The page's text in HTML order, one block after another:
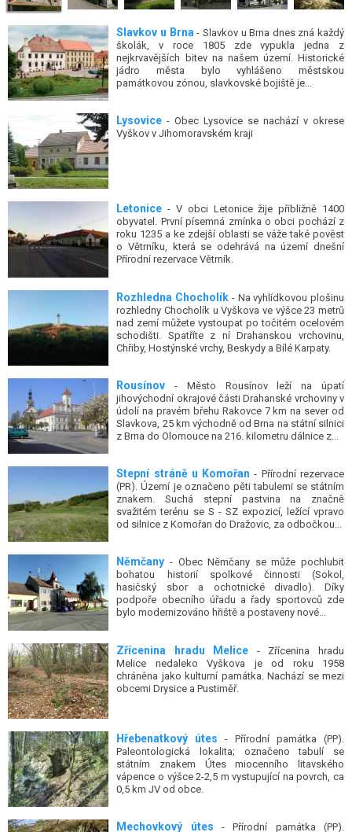
Slavkov u Brna - Slavkov u Brna dnes zná každý
školák, v roce 1805 zde vypukla jedna z
nejkrvavějších bitev na našem území. Historické
jádro města bylo vyhlášeno městskou
památkovou zónou, slavkovské bojiště je...
Lysovice - Obec Lysovice se nachází v okrese
Vyškov v Jihomoravském kraji
Letonice - V obci Letonice žije přibližně 1400
obyvatel. První písemná zmínka o obci pochází z
roku 1235 a ke zdejší oblasti se váže také pověst
o Větrníku, která se odehrává na území dnešní
Přírodní rezervace Větrník.
Rozhledna Chocholík - Na vyhlídkovou plošinu
rozhledny Chocholík u Vyškova ve výšce 23 metrů
nad zemí můžete vystoupat po točitém ocelovém
schodišti. Spatříte z ní Drahanskou vrchovinu,
Chřiby, Hostýnské vrchy, Beskydy a Bílé Karpaty.
Rousínov - Město Rousínov leží na úpatí
jihovýchodní okrajové části Drahanské vrchoviny v
údolí na pravém břehu Rakovce 7 km na sever od
Slavkova, 25 km východně od Brna na státní silnici
z Brna do Olomouce na 216. kilometru dálnice z...
Stepní stráně u Komořan - Přírodní rezervace
(PR). Území je označeno pěti tabulemi se státním
znakem. Suchá stepní pastvina na značně
svažitém terénu se S - SZ expozicí, ležící vpravo
od silnice z Komořan do Dražovic, za odbočkou...
Němčany - Obec Němčany se může pochlubit
bohatou historií spolkové činnosti (Sokol,
hasičský sbor a ochotnické divadlo). Díky
podpoře obecního úřadu a řady sportovců zde
bylo modernizováno hřiště a postaveny nové...
Zřícenina hradu Melice - Zřícenina hradu
Melice nedaleko Vyškova je od roku 1958
chráněna jako kulturní památka. Nachází se mezi
obcemi Drysice a Pustiměř.
Hřebenatkový útes - Přírodní památka (PP).
Paleontologická lokalita; označeno tabulí se
státním znakem Útes miocenního litavského
vápence o výšce 2-2,5 m vystupující na povrch, ca
0,5 km JV od obce.
Mechovkový útes - Přírodní památka (PP).